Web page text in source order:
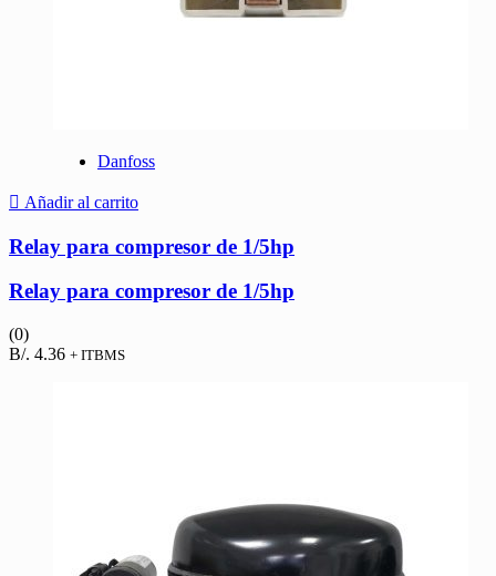
Danfoss
Añadir al carrito
Relay para compresor de 1/5hp
Relay para compresor de 1/5hp
(0)
B/. 4.36 + ITBMS